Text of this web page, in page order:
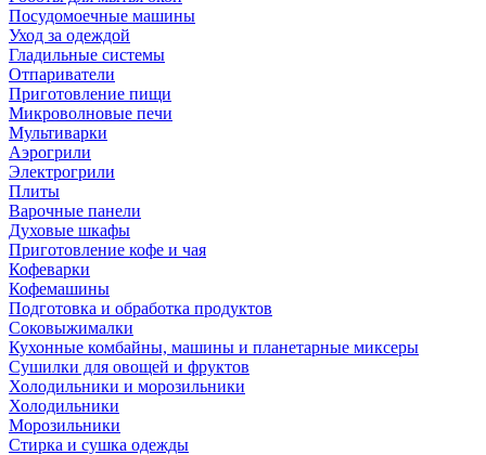
Посудомоечные машины
Уход за одеждой
Гладильные системы
Отпариватели
Приготовление пищи
Микроволновые печи
Мультиварки
Аэрогрили
Электрогрили
Плиты
Варочные панели
Духовые шкафы
Приготовление кофе и чая
Кофеварки
Кофемашины
Подготовка и обработка продуктов
Соковыжималки
Кухонные комбайны, машины и планетарные миксеры
Сушилки для овощей и фруктов
Холодильники и морозильники
Холодильники
Морозильники
Стирка и сушка одежды